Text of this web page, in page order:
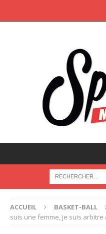
ACCUEIL BASKET-BALL
suis une femme, je suis arbitre